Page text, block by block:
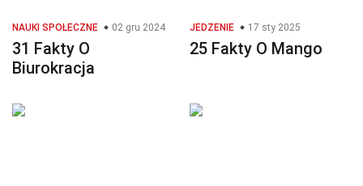
NAUKI SPOŁECZNE 02 gru 2024
31 Fakty O
Biurokracja
JEDZENIE 17 sty 2025
25 Fakty O Mango